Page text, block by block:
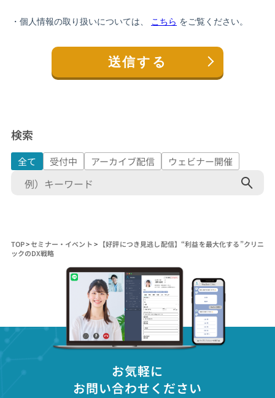
検索
全て 受付中 アーカイブ配信 ウェビナー開催
検
TOP>セミナー・イベント> 【好評につき見逃し配信】“利益を最大化する”クリニ
ックのDX戦略
お気軽に
お問い合わせください